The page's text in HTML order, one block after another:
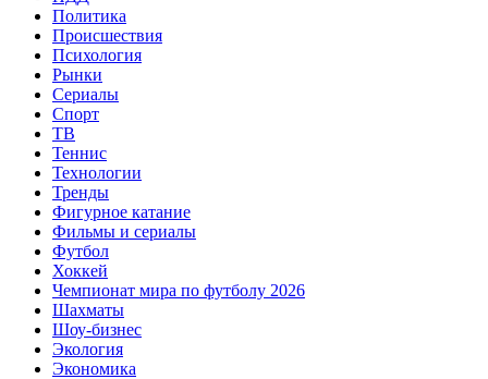
Политика
Происшествия
Психология
Рынки
Сериалы
Спорт
ТВ
Теннис
Технологии
Тренды
Фигурное катание
Фильмы и сериалы
Футбол
Хоккей
Чемпионат мира по футболу 2026
Шахматы
Шоу-бизнес
Экология
Экономика